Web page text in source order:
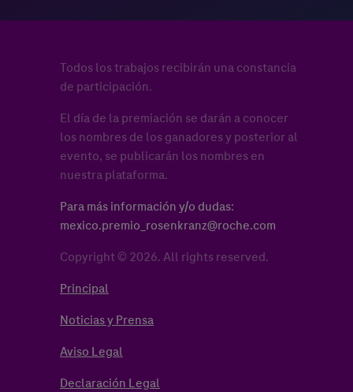
Todos los trabajos recibirán una constancia
de participación.
El día de la premiación se darán a conocer
los nombres de los ganadores y posterior al
evento, se publicarán los nombres en
nuestra plataforma.
Para más información y/o dudas:
mexico.premio_rosenkranz@roche.com
Copyright © 2026. All rights reserved.
Principal
Noticias y Prensa
Aviso Legal
Declaración Legal